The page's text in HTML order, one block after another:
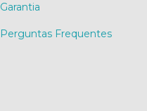
Garantia
Perguntas Frequentes